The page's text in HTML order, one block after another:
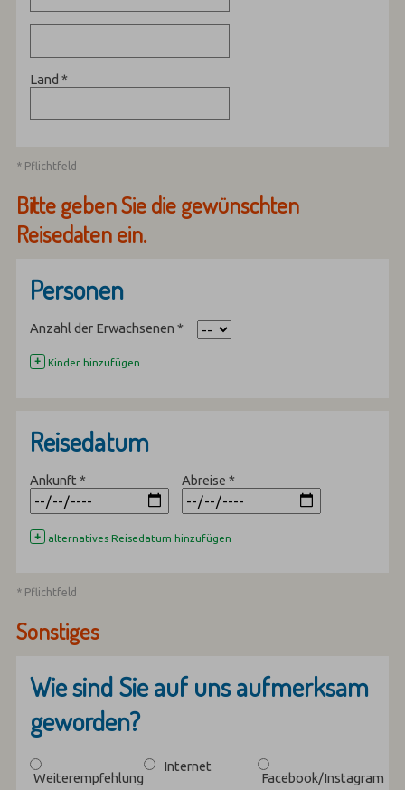
Land*
* Pflichtfeld
Bitte geben Sie die gewünschten
Reisedaten ein.
Personen
Anzahl der Erwachsenen*
+ Kinder hinzufügen
Reisedatum
Ankunft* Abreise*
+ alternatives Reisedatum hinzufügen
* Pflichtfeld
Sonstiges
Wie sind Sie auf uns aufmerksam
geworden?
Weiterempfehlung
Internet
Facebook/Instagram